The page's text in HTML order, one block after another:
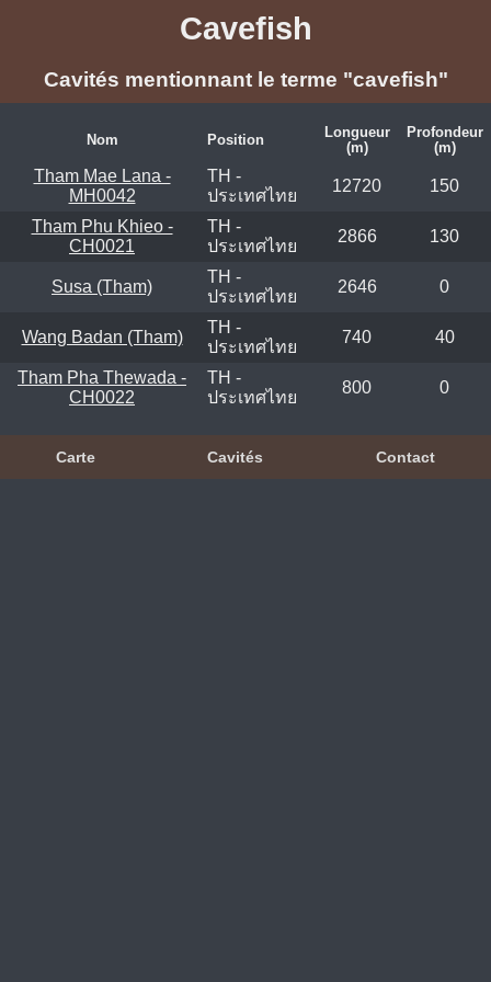
Cavefish
Cavités mentionnant le terme "cavefish"
Nom Position
Longueur
(m)
Profondeur
(m)
Tham Mae Lana -
MH0042
TH -
ประเทศไทย
12720 150
Tham Phu Khieo -
CH0021
TH -
ประเทศไทย
2866 130
Susa (Tham)
TH -
ประเทศไทย
2646 0
Wang Badan (Tham)
TH -
ประเทศไทย
740 40
Tham Pha Thewada -
CH0022
TH -
ประเทศไทย
800 0
Carte Cavités Contact